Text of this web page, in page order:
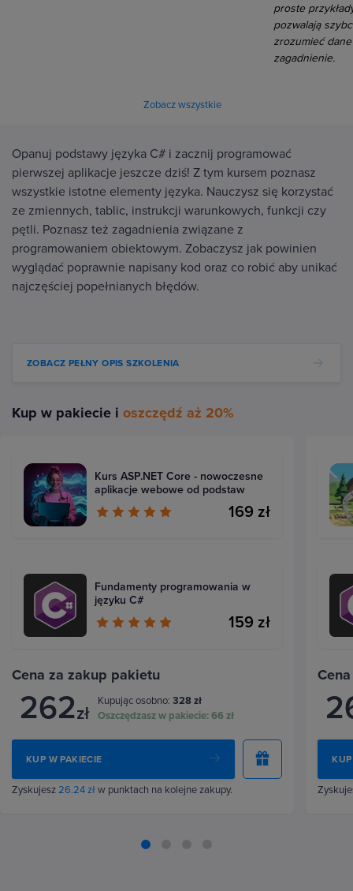
proste
pozwalają
zrozumieć dane
zagadnienie.
Zobacz wszystkie
Opanuj podstawy języka C# i zacznij programować
pierwszej aplikacje jeszcze dziś! Z tym kursem poznasz
wszystkie istotne elementy języka. Nauczysz się korzystać
ze zmiennych, tablic, instrukcji warunkowych, funkcji czy
pętli. Poznasz też zagadnienia związane z
programowaniem obiektowym. Zobaczysz jak powinien
wyglądać poprawnie napisany kod oraz co robić aby unikać
najczęściej popełnianych błędów.
ZOBACZ PEŁNY OPIS SZKOLENIA
Kup w pakiecie i oszczędź aż 20%
Kurs ASP.NET Core - nowoczesne
aplikacje webowe od podstaw
169 zł
Fundamenty programowania w
języku C#
159 zł
Cena za zakup pakietu
262zł
Kupując osobno: 328 zł
Oszczędzasz w pakiecie:66 zł
KUP W PAKIECIE
Zyskujesz26.24 złw punktach na kolejne zakupy.